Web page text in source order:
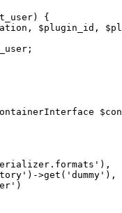
{
$plugin_id,
>get('dummy'),